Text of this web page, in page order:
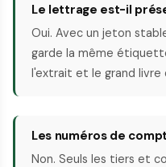
Le lettrage est-il
Oui. Avec un jeton
garde la même
l'extrait et le grand livre
Les numéros de
Non. Seuls les tiers et